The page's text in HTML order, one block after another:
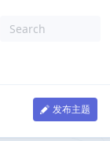
发布主题